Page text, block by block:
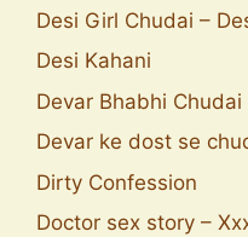
Desi Girl Chudai –
Desi Kahani
Devar Bhabhi Chudai
Devar ke dost se
Dirty Confession
Doctor sex story –